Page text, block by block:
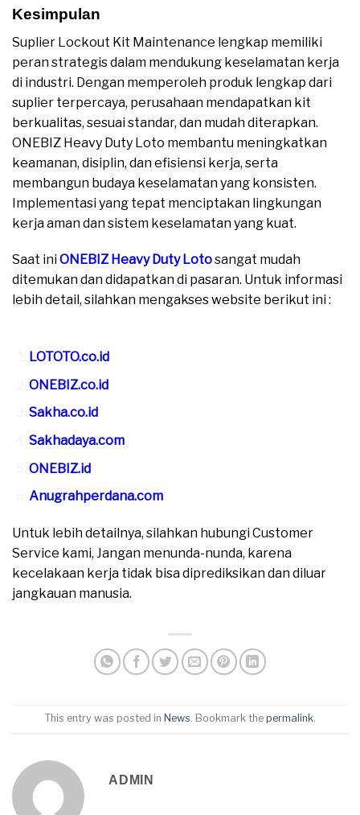
Kesimpulan
Suplier Lockout Kit Maintenance lengkap memiliki
peran strategis dalam mendukung keselamatan kerja
di industri. Dengan memperoleh produk lengkap dari
suplier terpercaya, perusahaan mendapatkan kit
berkualitas, sesuai standar, dan mudah diterapkan.
ONEBIZ Heavy Duty Loto membantu meningkatkan
keamanan, disiplin, dan efisiensi kerja, serta
membangun budaya keselamatan yang konsisten.
Implementasi yang tepat menciptakan lingkungan
kerja aman dan sistem keselamatan yang kuat.
Saat iniONEBIZ Heavy Duty Lotosangat mudah
ditemukan dan didapatkan di pasaran. Untuk informasi
lebih detail, silahkan mengakses website berikut ini :
LOTOTO.co.id
ONEBIZ.co.id
Sakha.co.id
Sakhadaya.com
ONEBIZ.id
Anugrahperdana.com
Untuk lebih detailnya, silahkan hubungi Customer
Service kami, Jangan menunda-nunda, karena
kecelakaan kerja tidak bisa diprediksikan dan diluar
jangkauan manusia.
This entry was posted in News. Bookmark the permalink.
ADMIN